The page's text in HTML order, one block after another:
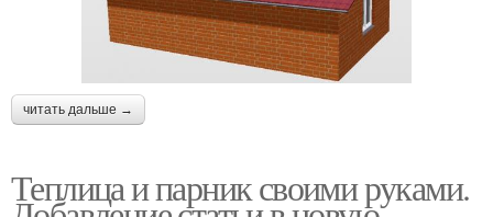
читать дальше →
Теплица и парник своими руками.